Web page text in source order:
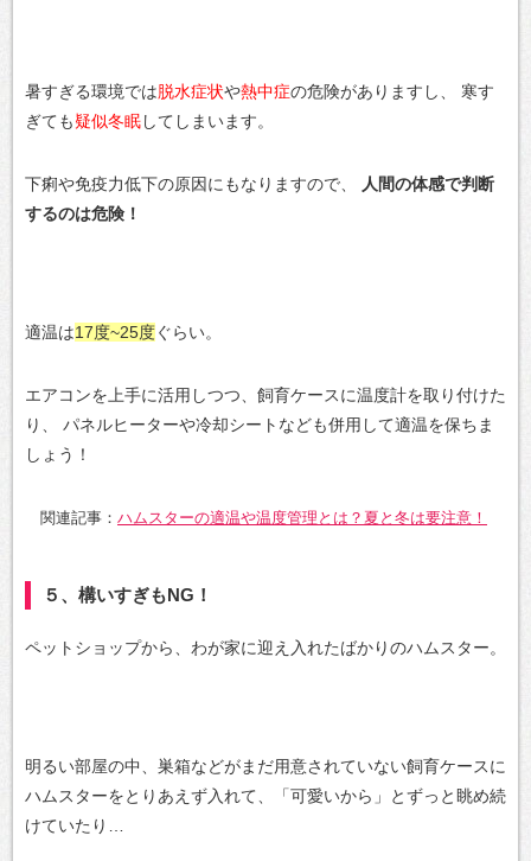
暑すぎる環境では脱水症状や熱中症の危険がありますし、
寒す
ぎても疑似冬眠してしまいます。
下痢や免疫力低下の原因にもなりますので、
人間の体感で判断
するのは危険！
適温は17度~25度ぐらい。
エアコンを上手に活用しつつ、飼育ケースに温度計を取り付けた
り、
パネルヒーターや冷却シートなども併用して適温を保ちま
しょう！
関連記事： ハムスターの適温や温度管理とは？夏と冬は要注意！
５、構いすぎもNG！
ペットショップから、わが家に迎え入れたばかりのハムスター。
明るい部屋の中、巣箱などがまだ用意されていない飼育ケースに
ハムスターをとりあえず入れて、「可愛いから」とずっと眺め続
けていたり…